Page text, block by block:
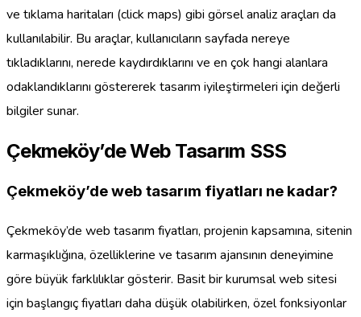
ve tıklama haritaları (click maps) gibi görsel analiz araçları da
kullanılabilir. Bu araçlar, kullanıcıların sayfada nereye
tıkladıklarını, nerede kaydırdıklarını ve en çok hangi alanlara
odaklandıklarını göstererek tasarım iyileştirmeleri için değerli
bilgiler sunar.
Çekmeköy’de Web Tasarım SSS
Çekmeköy’de web tasarım fiyatları ne kadar?
Çekmeköy’de web tasarım fiyatları, projenin kapsamına, sitenin
karmaşıklığına, özelliklerine ve tasarım ajansının deneyimine
göre büyük farklılıklar gösterir. Basit bir kurumsal web sitesi
için başlangıç fiyatları daha düşük olabilirken, özel fonksiyonlar